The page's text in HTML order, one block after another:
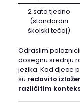
2 sata tjedno
(standardni
školski tečaj)
Odraslim
dosegnu srednju
jezika. Kod djece
su redovito
različitim